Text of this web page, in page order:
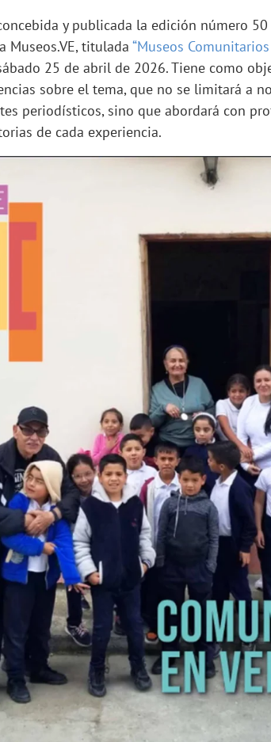
y publicada la edición número
Museos.VE, titulada“Museos
25 de abril de 2026. Tiene como
sobre el tema, que no se limitará a
periodísticos, sino que abordará con
de cada experiencia.